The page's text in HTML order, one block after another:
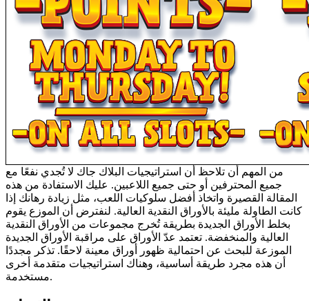
من المهم أن تلاحظ أن استراتيجيات البلاك جاك لا تُجدي نفعًا مع
جميع المحترفين أو حتى جميع اللاعبين. عليك الاستفادة من هذه
المقالة القصيرة واتخاذ أفضل سلوكيات اللعب، مثل زيادة رهانك إذا
كانت الطاولة مليئة بالأوراق النقدية العالية. لنفترض أن الموزع يقوم
بخلط الأوراق الجديدة بطريقة تُخرج مجموعات من الأوراق النقدية
العالية والمنخفضة. تعتمد عدّ الأوراق على مراقبة الأوراق الجديدة
الموزعة للبحث عن احتمالية ظهور أوراق معينة لاحقًا. تذكر مجددًا
أن هذه مجرد طريقة أساسية، وهناك استراتيجيات متقدمة أخرى
مستخدمة.